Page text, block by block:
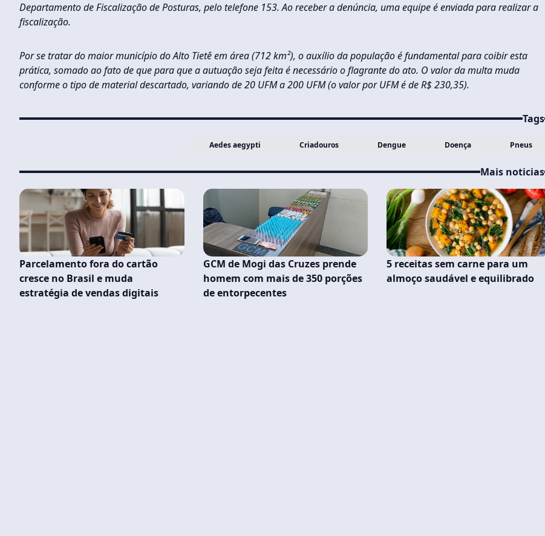
Departamento de Fiscalização de Posturas, pelo telefone 153. Ao receber a denúncia, uma equipe é enviada para realizar a
fiscalização.
Por se tratar do maior município do Alto Tietê em área (712 km²), o auxílio da população é fundamental para coibir esta
prática, somado ao fato de que para que a autuação seja feita é necessário o flagrante do ato. O valor da multa muda
conforme o tipo de material descartado, variando de 20 UFM a 200 UFM (o valor por UFM é de R$ 230,35).
Tags
Aedes aegypti Criadouros Dengue Doença Pneus
Mais noticias
Parcelamento fora do cartão
cresce no Brasil e muda
estratégia de vendas digitais
GCM de Mogi das Cruzes prende
homem com mais de 350 porções
de entorpecentes
5 receitas sem carne para um
almoço saudável e equilibrado